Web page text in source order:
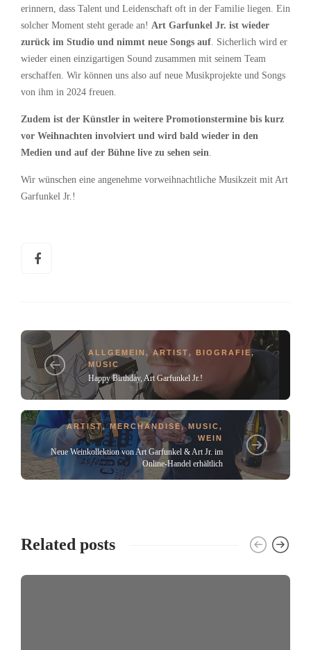
erinnern, dass Talent und Leidenschaft oft in der Familie liegen. Ein
solcher Moment steht gerade an! Art Garfunkel Jr. ist wieder
zurück im Studio und nimmt neue Songs auf . Sicherlich wird er
wieder einen einzigartigen Sound zusammen mit seinem Team
erschaffen. Wir können uns also auf neue Musikprojekte und Songs
von ihm in 2024 freuen.
Zudem ist der Künstler in weitere Promotionstermine bis kurz
vor Weihnachten involviert und wird bald wieder in den
Medien und auf der Bühne live zu sehen sein
Wir wünschen eine angenehme vorweihnachtliche Musikzeit mit Art
Garfunkel Jr.!
ALLGEMEIN , ARTIST, BIOGRAFIE,
MUSIC
Happy Birthday, Art Garfunkel Jr.!
ARTIST,MERCHANDISE, MUSIC,
WEIN
Neue Weinkollektion von Art Garfunkel & Art Jr. im
Online-Handel erhältlich
Related posts